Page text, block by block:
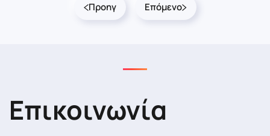
Προηγ Επόμενο
Επικοινωνία